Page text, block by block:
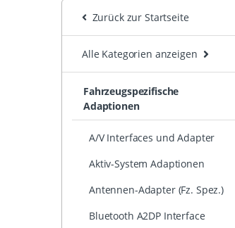
Zurück zur Startseite
Alle Kategorien anzeigen
Fahrzeugspezifische
Adaptionen
A/V Interfaces und Adapter
Aktiv-System Adaptionen
Antennen-Adapter (Fz. Spez.)
Bluetooth A2DP Interface